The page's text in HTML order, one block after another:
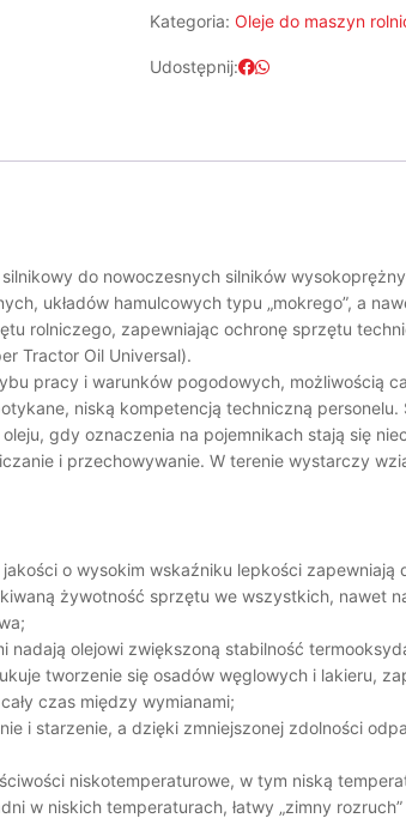
Kategoria: Oleje do maszyn
Udostępnij:
do nowoczesnych silników
układów hamulcowych typu „mokrego”, a
rolniczego, zapewniając ochronę sprzętu
Tractor Oil Universal).
pracy i warunków pogodowych, możliwością
niską kompetencją techniczną personelu.
gdy oznaczenia na pojemnikach stają się
i przechowywanie. W terenie wystarczy
o wysokim wskaźniku lepkości zapewniają
żywotność sprzętu we wszystkich, nawet
olejowi zwiększoną stabilność
tworzenie się osadów węglowych i lakieru,
czas między wymianami;
i starzenie, a dzięki zmniejszonej zdolności
niskotemperaturowe, w tym niską
w niskich temperaturach, łatwy „zimny